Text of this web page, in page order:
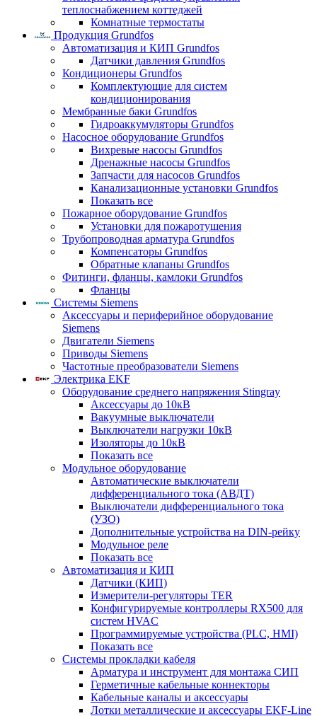
теплоснабжением коттеджей
Комнатные термостаты
Продукция Grundfos
Автоматизация и КИП Grundfos
Датчики давления Grundfos
Кондиционеры Grundfos
Комплектующие для систем
кондиционирования
Мембранные баки Grundfos
Гидроаккумуляторы Grundfos
Насосное оборудование Grundfos
Вихревые насосы Grundfos
Дренажные насосы Grundfos
Запчасти для насосов Grundfos
Канализационные установки Grundfos
Показать все
Пожарное оборудование Grundfos
Установки для пожаротушения
Трубопроводная арматура Grundfos
Компенсаторы Grundfos
Обратные клапаны Grundfos
Фитинги, фланцы, камлоки Grundfos
Фланцы
Системы Siemens
Аксессуары и периферийное оборудование
Siemens
Двигатели Siemens
Приводы Siemens
Частотные преобразователи Siemens
Электрика EKF
Оборудование среднего напряжения Stingray
Аксессуары до 10кВ
Вакуумные выключатели
Выключатели нагрузки 10кВ
Изоляторы до 10кВ
Показать все
Модульное оборудование
Автоматические выключатели
дифференциального тока (АВДТ)
Выключатели дифференциального тока
(УЗО)
Дополнительные устройства на DIN-рейку
Модульное реле
Показать все
Автоматизация и КИП
Датчики (КИП)
Измерители-регуляторы TER
Конфигурируемые контроллеры RX500 для
систем HVAC
Программируемые устройства (PLC, HMI)
Показать все
Системы прокладки кабеля
Арматура и инструмент для монтажа СИП
Герметичные кабельные коннекторы
Кабельные каналы и аксессуары
Лотки металлические и аксессуары EKF-Line